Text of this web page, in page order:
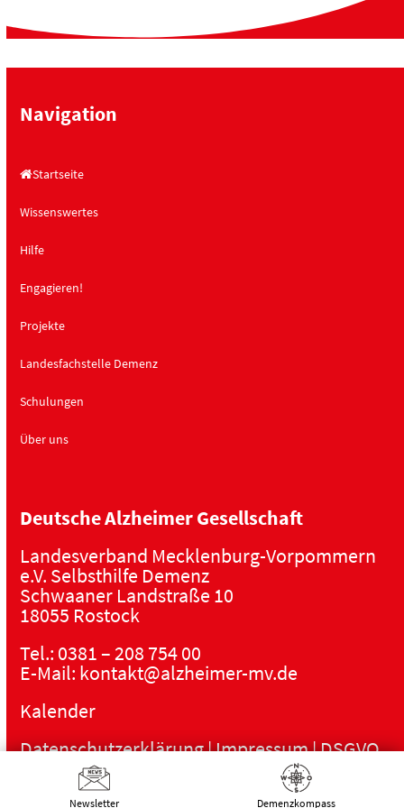
Navigation
Startseite
Wissenswertes
Hilfe
Engagieren!
Projekte
Landesfachstelle Demenz
Schulungen
Über uns
Deutsche Alzheimer Gesellschaft
Landesverband Mecklenburg-Vorpommern
e.V. Selbsthilfe Demenz
Schwaaner Landstraße 10
18055 Rostock
Tel.: 0381 – 208 754 00
E-Mail: kontakt@alzheimer-mv.de
Kalender
Datenschutzerklärung|Impressum|DSGVO
Newsletter Demenz­kompass